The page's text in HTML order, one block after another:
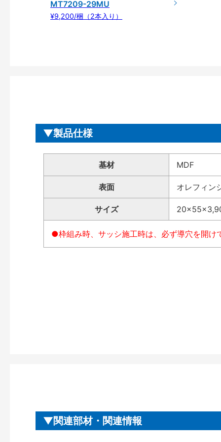
MT7209-29MU
¥9,200/梱（2本入り）
製品仕様
基材 MDF
表面 オレフィン
サイズ
●枠組み時、サッシ施工時は、必ず導穴を開け
関連部材・関連情報